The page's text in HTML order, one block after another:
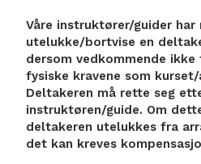
Våre instruktører/guider
utelukke/bortvise en
dersom vedkommende
fysiske kravene som
Deltakeren må rette seg
instruktøren/guide. Om
deltakeren utelukkes fra
det kan kreves